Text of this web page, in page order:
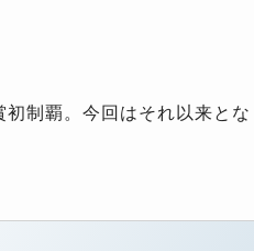
制覇。今回はそれ以来とな